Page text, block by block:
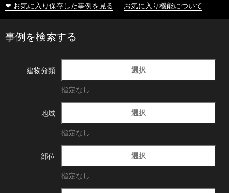
❤ お気に入り保存した事例を見る お気に入り機能について
事例を検索する
建物分類 選択
指定なし
地域 選択
指定なし
部位 選択
指定なし